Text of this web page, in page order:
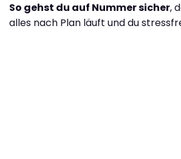
So gehst du auf Nummer sicher,
alles nach Plan läuft und du